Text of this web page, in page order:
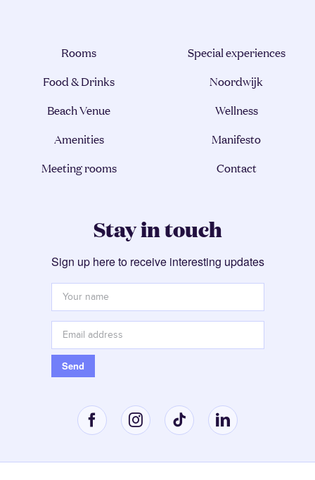
Rooms
Food & Drinks
Beach Venue
Amenities
Meeting rooms
Special experiences
Noordwijk
Wellness
Manifesto
Contact
Stay in touch
Sign up here to receive interesting updates
name
*
Email
address *
Send